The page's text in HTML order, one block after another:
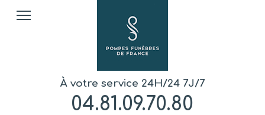
À votre service 24H/24 7J/7
04.81.09.70.80